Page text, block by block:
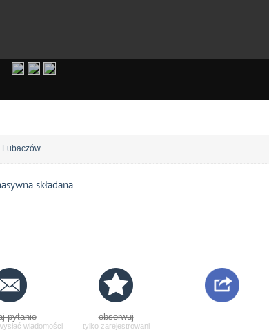
Lubaczów
składana
pytanie
wiadomości
obserwuj
tylko zarejestrowani